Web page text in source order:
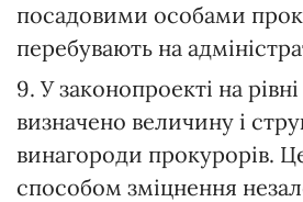
посадовими особами
перебувають на
9. У законопроекті на
визначено величину і
винагороди прокурорів.
способом зміцнення